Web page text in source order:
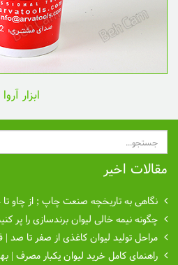
ابزار آروا
مقالات اخیر
نگاهی به تاریخچه صنعت چاپ ; از چاو
چگونه نیمه خالی لیوان برندسازی را پر
مراحل تولید لیوان کاغذی از صفر تا صد |
راهنمای کامل خرید لیوان یکبار مصرف |